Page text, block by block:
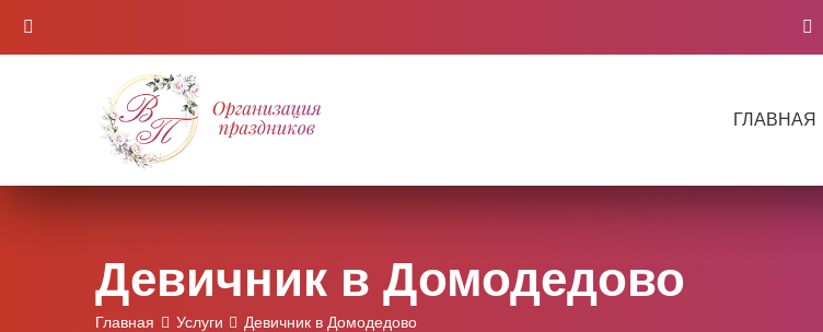
ГЛАВНАЯ
Девичник в Домодедово
Главная Услуги Девичник в Домодедово